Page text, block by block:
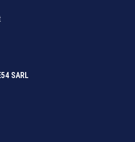
SARL